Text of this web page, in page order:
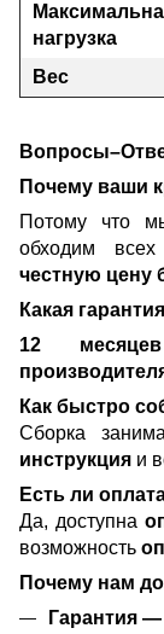
нагрузка
Вес
Почему ваши
Потому что
обходим
честную цену
Какая
12
Как быстро
Сборка
инструкция и
Есть ли
Да, доступна
возможность
Почему нам
Гарантия